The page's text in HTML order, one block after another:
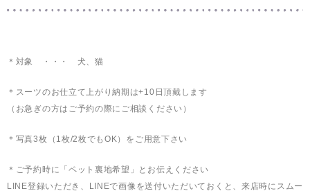
＊対象 ・・・ 犬、猫
＊スーツのお仕立て上がり納期は+10日頂戴します
（お急ぎの方はご予約の際にご相談ください）
＊写真3枚（1枚/2枚でもOK）をご用意下さい
＊ご予約時に「ペット裏地希望」とお伝えください
LINE登録いただき、LINEで画像を送付いただいておくと、来店時にスムー